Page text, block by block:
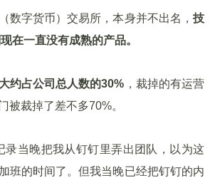
数字货币）交易所，本身并不出名， 技
在一直没有成熟的产品。
约占公司总人数的30% ，裁掉的有运营
被裁掉了差不多70%。
录当晚把我从钉钉里弄出团队，以为这
班的时间了。但我当晚已经把钉钉的内